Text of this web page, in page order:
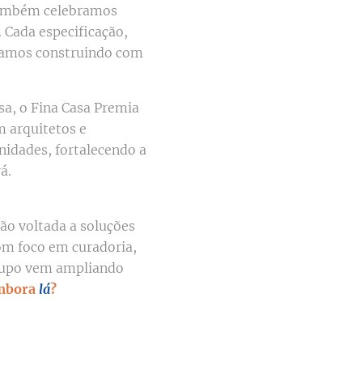
celebramos
especificação,
construindo com
o Fina Casa Premia
arquitetos e
fortalecendo a
voltada a soluções
foco em curadoria,
vem ampliando
lá?